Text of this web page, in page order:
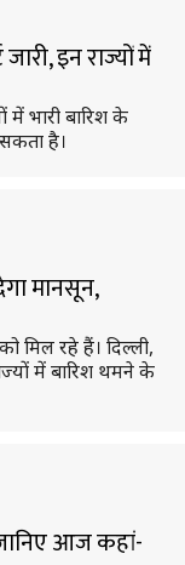
इन राज्यों में
भारी बारिश के
है।
मानसून,
रहे हैं। दिल्ली,
में बारिश थमने के
जानिए आज कहां-